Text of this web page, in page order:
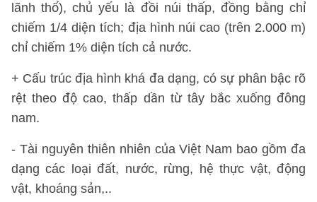
lãnh thổ), chủ yếu là đồi núi thấp, đồng bằng chỉ
chiếm 1/4 diện tích; địa hình núi cao (trên 2.000 m)
chỉ chiếm 1% diện tích cả nước.
+ Cấu trúc địa hình khá đa dạng, có sự phân bậc rõ
rệt theo độ cao, thấp dần từ tây bắc xuống đông
nam.
- Tài nguyên thiên nhiên của Việt Nam bao gồm đa
dạng các loại đất, nước, rừng, hệ thực vật, động
vật, khoáng sản,..